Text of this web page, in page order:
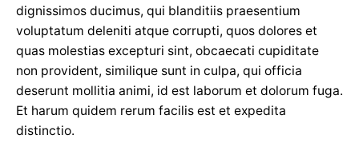
dignissimos ducimus, qui blanditiis praesentium
voluptatum deleniti atque corrupti, quos dolores et
quas molestias excepturi sint, obcaecati cupiditate
non provident, similique sunt in culpa, qui officia
deserunt mollitia animi, id est laborum et dolorum fuga.
Et harum quidem rerum facilis est et expedita
distinctio.